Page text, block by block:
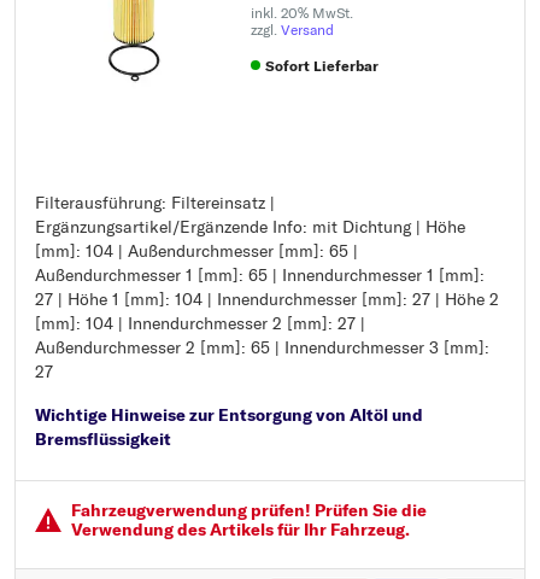
inkl. 20% MwSt.
zzgl. Versand
Sofort Lieferbar
Filterausführung: Filtereinsatz |
Ergänzungsartikel/Ergänzende Info: mit Dichtung | Höhe
[mm]: 104 | Außendurchmesser [mm]: 65 |
Außendurchmesser 1 [mm]: 65 | Innendurchmesser 1 [mm]:
27 | Höhe 1 [mm]: 104 | Innendurchmesser [mm]: 27 | Höhe 2
[mm]: 104 | Innendurchmesser 2 [mm]: 27 |
Außendurchmesser 2 [mm]: 65 | Innendurchmesser 3 [mm]:
27
Wichtige Hinweise zur Entsorgung von Altöl und
Bremsflüssigkeit
Filterausführung: Filtereinsatz
Ergänzungsartikel/Ergänzende Info: mit Dichtung
Höhe [mm]: 104
Außendurchmesser [mm]: 65
Außendurchmesser 1 [mm]: 65
Innendurchmesser 1 [mm]: 27
Höhe 1 [mm]: 104
Innendurchmesser [mm]: 27
Innendurchmesser 2 [mm]: 27
Außendurchmesser 2 [mm]: 65
Fahrzeugver­wendung prüfen! Prüfen Sie die
Verwendung des Artikels für Ihr Fahrzeug.